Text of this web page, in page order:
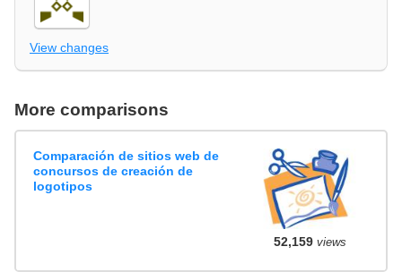
View changes
More comparisons
Comparación de sitios web de
concursos de creación de
logotipos
52,159views